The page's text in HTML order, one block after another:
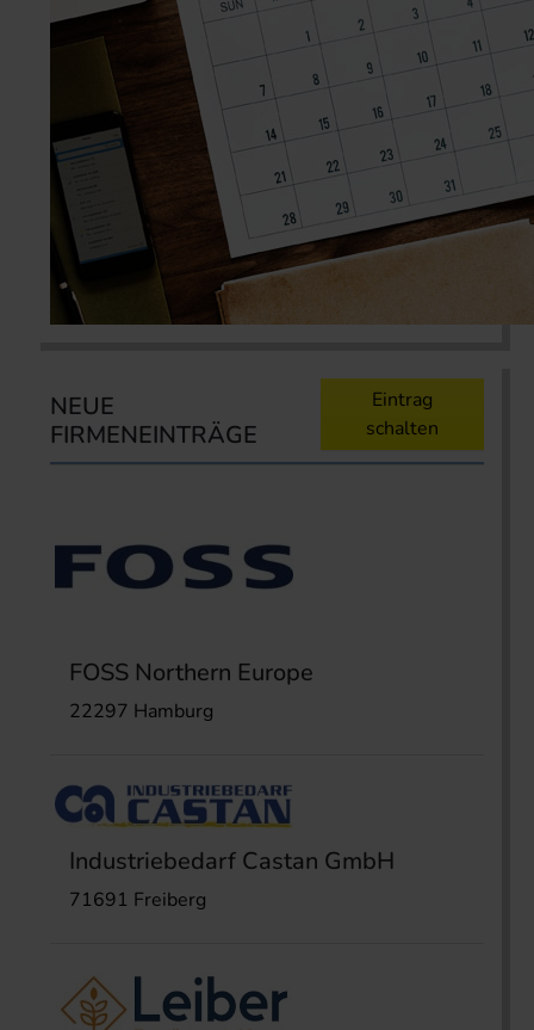
NEUE
FIRMENEINTRÄGE
Eintrag
schalten
FOSS Northern Europe
22297 Hamburg
Industriebedarf Castan GmbH
71691 Freiberg